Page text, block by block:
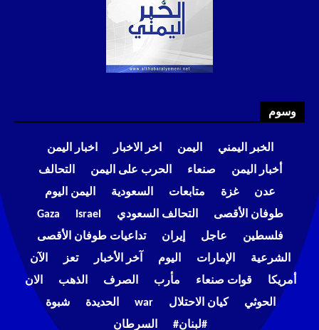
وسوم
الخبر اليمني اليمن اخر الاخبار
اخبار اليمن
أخبار اليمن
صنعاء الحرب على اليمن
التحالف
عدن
غزة متابعات السعودية
اليمن اليوم
طوفان الأقصى
التحالف السعودي Israel
Gaza
فلسطين
عاجل إيران
تداعيات طوفان الأقصى
الشرعية
الإمارات اليوم آخر الأخبار تعز
الآن
أمريكا
قوات صنعاء مأرب الصرف الذهب
الان
الحوثي
كيان الاحتلال war الحديدة
شبوة
#لبنان#
السرطان